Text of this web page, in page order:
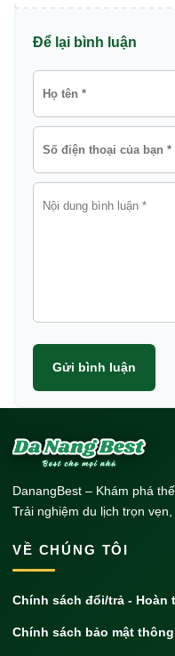
Để lại bình luận
Gửi bình luận
DanangBest – Khám phá
Trải nghiệm du lịch trọn
VỀ CHÚNG TÔI
Chính sách đổi/trả - Hoàn
Chính sách bảo mật